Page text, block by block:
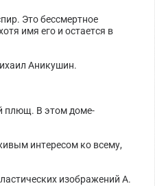
Это бессмертное
имя его и остается в
Аникушин.
плющ. В этом доме-
интересом ко всему,
изображений А.